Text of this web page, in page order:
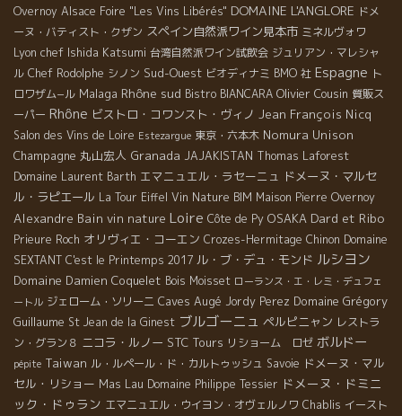
Overnoy Alsace Foire "Les Vins Libérés" DOMAINE L'ANGLORE ドメ
ーヌ・バティスト・クザン スペイン自然派ワイン見本市 ミネルヴォワ
Lyon chef Ishida Katsumi 台湾自然派ワイン試飲会 ジュリアン・マレシャ
ル Chef Rodolphe シノン Sud-Ouest ビオディナミ BMO 社 Espagne ト
ロワザム−ル Malaga Rhône sud Bistro BIANCARA Olivier Cousin 質販ス
ーパー Rhône ビストロ・コワンスト・ヴィノ Jean François Nicq
Salon des Vins de Loire Estezargue 東京・六本木 Nomura Unison
Champagne 丸山宏人 Granada JAJAKISTAN Thomas Laforest
Domaine Laurent Barth エマニュエル・ラセーニュ ドメーヌ・マルセ
ル・ラピエール La Tour Eiffel Vin Nature BIM Maison Pierre Overnoy
Alexandre Bain vin nature Loire Côte de Py OSAKA Dard et Ribo
Prieure Roch オリヴィエ・コーエン Crozes-Hermitage Chinon Domaine
SEXTANT C'est le Printemps 2017 ル・ブ・デュ・モンド ルシヨン
Domaine Damien Coquelet Bois Moisset ローランス・エ・レミ・デュフェ
ートル ジェローム・ソリーニ Caves Augé Jordy Perez Domaine Grégory
Guillaume St Jean de la Ginest ブルゴーニュ ペルピニャン レストラ
ン・グラン８ ニコラ・ルノー STC Tours リショーム ロゼ ボルドー
pépite Taiwan ル・ルペール・ド・カルトゥッシュ Savoie ドメーヌ・マル
セル・リショー Mas Lau Domaine Philippe Tessier ドメーヌ・ドミニ
ック・ドゥラン エマニュエル・ウイヨン・オヴェルノワ Chablis イースト